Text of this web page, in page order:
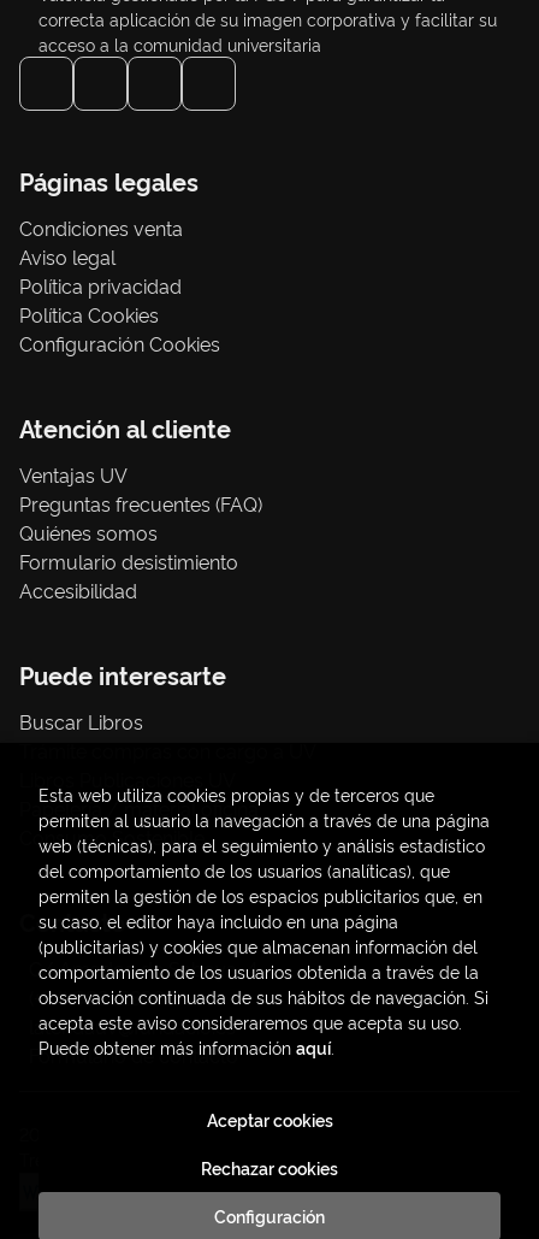
correcta aplicación de su imagen corporativa y facilitar su
acceso a la comunidad universitaria
Páginas legales
Condiciones venta
Aviso legal
Política privacidad
Política Cookies
Configuración Cookies
Atención al cliente
Ventajas UV
Preguntas frecuentes (FAQ)
Quiénes somos
Formulario desistimiento
Accesibilidad
Puede interesarte
Buscar Libros
Papelería / material oficina
Consumo Sostenible
Contacto
C/ Amadeo de Saboya, 4
(+34) 963828968
latendauv@fundacio.es
Formulario de contacto
. Todos los Derechos Reservados |
Esta web utiliza cookies propias y de terceros que
permiten al usuario la navegación a través de una página
web (técnicas), para el seguimiento y análisis estadístico
del comportamiento de los usuarios (analíticas), que
permiten la gestión de los espacios publicitarios que, en
su caso, el editor haya incluido en una página
(publicitarias) y cookies que almacenan información del
comportamiento de los usuarios obtenida a través de la
observación continuada de sus hábitos de navegación. Si
acepta este aviso consideraremos que acepta su uso.
Puede obtener más información aquí.
Configuración
Rechazar cookies
Aceptar cookies